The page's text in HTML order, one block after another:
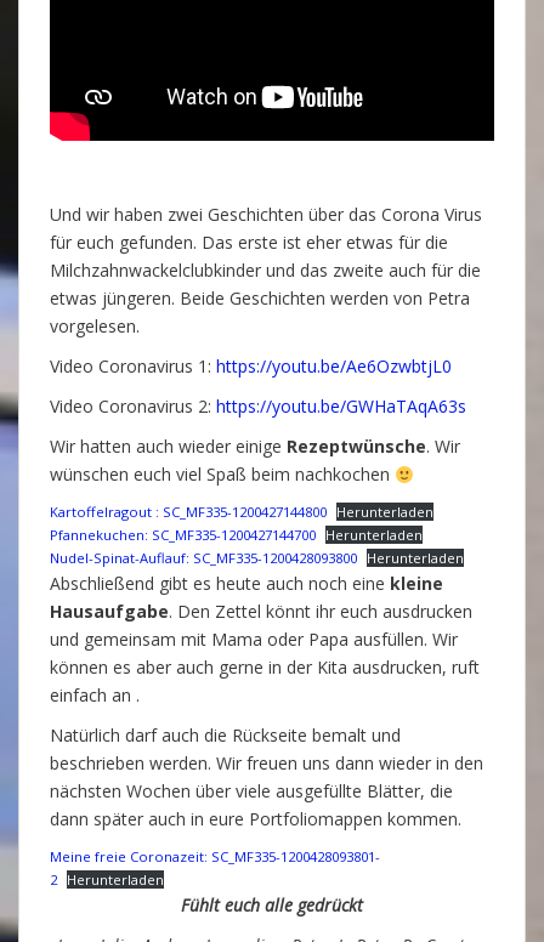
Und wir haben zwei Geschichten über das Corona Virus
für euch gefunden. Das erste ist eher etwas für die
Milchzahnwackelclubkinder und das zweite auch für die
etwas jüngeren. Beide Geschichten werden von Petra
vorgelesen.
Video Coronavirus 1: https://youtu.be/Ae6OzwbtjL0
Video Coronavirus 2: https://youtu.be/GWHaTAqA63s
Wir hatten auch wieder einige Rezeptwünsche. Wir
wünschen euch viel Spaß beim nachkochen
Kartoffelragout : SC_MF335-1200427144800 Herunterladen
Pfannekuchen: SC_MF335-1200427144700 Herunterladen
Nudel-Spinat-Auflauf: SC_MF335-1200428093800 Herunterladen
Abschließend gibt es heute auch noch eine kleine
Hausaufgabe. Den Zettel könnt ihr euch ausdrucken
und gemeinsam mit Mama oder Papa ausfüllen. Wir
können es aber auch gerne in der Kita ausdrucken, ruft
einfach an .
Natürlich darf auch die Rückseite bemalt und
beschrieben werden. Wir freuen uns dann wieder in den
nächsten Wochen über viele ausgefüllte Blätter, die
dann später auch in eure Portfoliomappen kommen.
Meine freie Coronazeit: SC_MF335-1200428093801-
2 Herunterladen
Fühlt euch alle gedrückt